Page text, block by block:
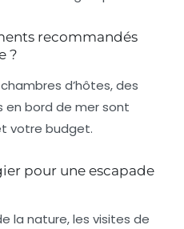
recommandés
?
d’hôtes, des
en bord de mer sont
votre budget.
pour une escapade
la nature, les visites de